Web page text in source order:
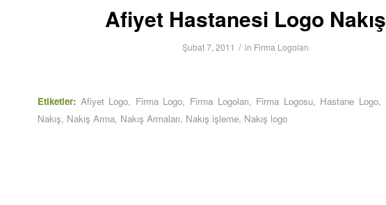
Afiyet Hastanesi Logo Nakış
Şubat 7, 2011 / in Firma Logoları
Etiketler: Afiyet Logo, Firma Logo, Firma Logoları, Firma Logosu, Hastane Logo,
Nakış, Nakış Arma, Nakış Armaları, Nakış işleme, Nakış logo